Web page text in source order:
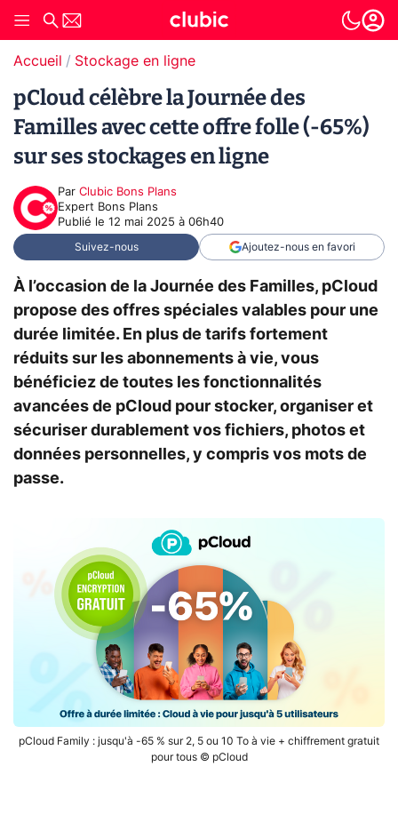
Accueil Stockage en ligne
pCloud célèbre la Journée des
Familles avec cette offre folle (-65%)
sur ses stockages en ligne
Par Clubic Bons Plans
Expert Bons Plans
Publié le 12 mai 2025 à 06h40
Suivez-nous Ajoutez-nous en favori
À l’occasion de la Journée des Familles, pCloud
propose des offres spéciales valables pour une
durée limitée. En plus de tarifs fortement
réduits sur les abonnements à vie, vous
bénéficiez de toutes les fonctionnalités
avancées de pCloud pour stocker, organiser et
sécuriser durablement vos fichiers, photos et
données personnelles, y compris vos mots de
passe.
pCloud Family : jusqu'à -65 % sur 2, 5 ou 10 To à vie + chiffrement gratuit
pour tous © pCloud